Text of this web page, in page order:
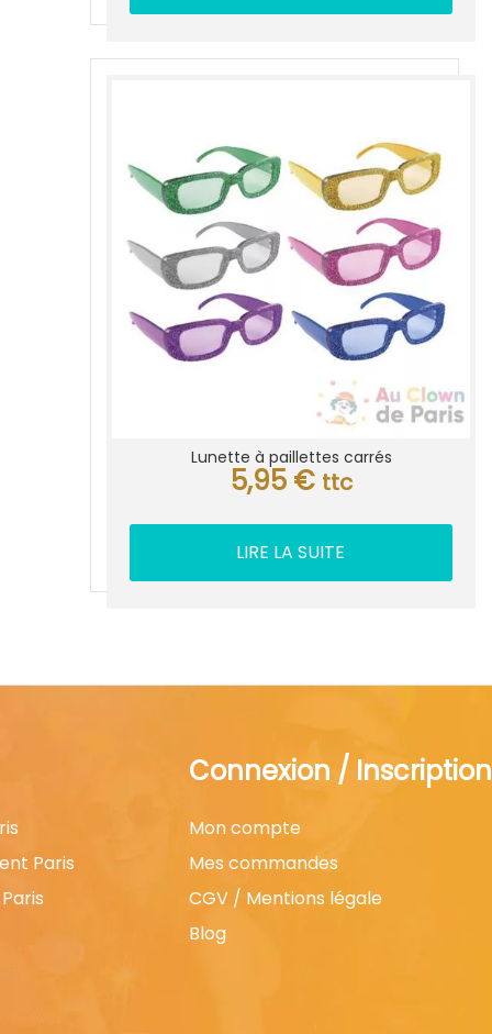
Lunette à paillettes carrés
5,95 € ttc
LIRE LA SUITE
Paris
Connexion / Inscription
Mon compte
Mes commandes
CGV / Mentions légale
Blog